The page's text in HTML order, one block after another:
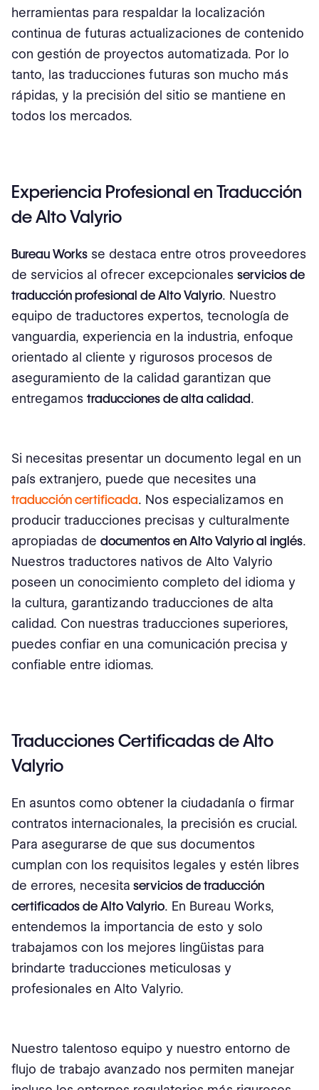
herramientas para respaldar la localización
continua de futuras actualizaciones de contenido
con gestión de proyectos automatizada. Por lo
tanto, las traducciones futuras son mucho más
rápidas, y la precisión del sitio se mantiene en
todos los mercados.
Experiencia Profesional en Traducción
de Alto Valyrio
Bureau Works se destaca entre otros proveedores
de servicios al ofrecer excepcionales servicios de
traducción profesional de Alto Valyrio. Nuestro
equipo de traductores expertos, tecnología de
vanguardia, experiencia en la industria, enfoque
orientado al cliente y rigurosos procesos de
aseguramiento de la calidad garantizan que
entregamos traducciones de alta calidad.
Si necesitas presentar un documento legal en un
país extranjero, puede que necesites una
traducción certificada. Nos especializamos en
producir traducciones precisas y culturalmente
apropiadas de documentos en Alto Valyrio al inglés.
Nuestros traductores nativos de Alto Valyrio
poseen un conocimiento completo del idioma y
la cultura, garantizando traducciones de alta
calidad. Con nuestras traducciones superiores,
puedes confiar en una comunicación precisa y
confiable entre idiomas.
Traducciones Certificadas de Alto
Valyrio
En asuntos como obtener la ciudadanía o firmar
contratos internacionales, la precisión es crucial.
Para asegurarse de que sus documentos
cumplan con los requisitos legales y estén libres
de errores, necesita servicios de traducción
certificados de Alto Valyrio. En Bureau Works,
entendemos la importancia de esto y solo
trabajamos con los mejores lingüistas para
brindarte traducciones meticulosas y
profesionales en Alto Valyrio.
Nuestro talentoso equipo y nuestro entorno de
flujo de trabajo avanzado nos permiten manejar